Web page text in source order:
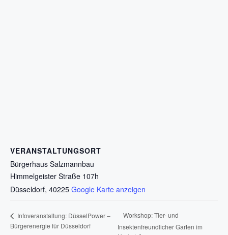
VERANSTALTUNGSORT
Bürgerhaus Salzmannbau
Himmelgeister Straße 107h
Düsseldorf, 40225 Google Karte anzeigen
Infoveranstaltung: DüsselPower –
Bürgerenergie für Düsseldorf
Workshop: Tier- und
Insektenfreundlicher Garten im